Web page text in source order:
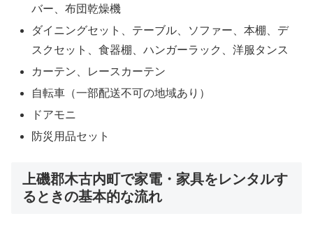
バー、布団乾燥機
ダイニングセット、テーブル、ソファー、本棚、デ
スクセット、食器棚、ハンガーラック、洋服タンス
カーテン、レースカーテン
自転車（一部配送不可の地域あり）
ドアモニ
防災用品セット
上磯郡木古内町で家電・家具をレンタルす
るときの基本的な流れ